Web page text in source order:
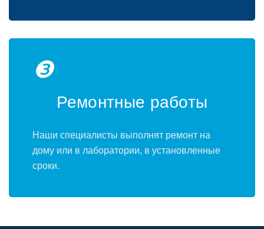
❸
Ремонтные работы
Наши специалисты выполнят ремонт на
дому или в лаборатории, в установленные
сроки.